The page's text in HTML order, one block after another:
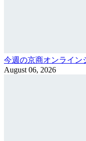
今週の京商オンライン
August 06, 2026